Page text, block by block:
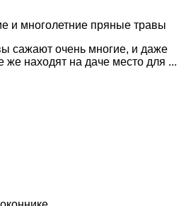
и многолетние пряные травы
сажают очень многие, и даже
же находят на даче место для ...